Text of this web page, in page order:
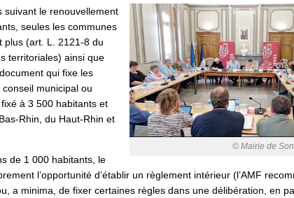
© Mairie de
suivant le renouvellement
seules les communes
plus (art. L. 2121-8 du
territoriales) ainsi que
qui fixe les
municipal ou
à 3 500 habitants et
Rhin, du Haut-Rhin et
de 1 000 habitants, le
l’opportunité d’établir un règlement intérieur (l’AMF
a minima, de fixer certaines règles dans une délibération, en